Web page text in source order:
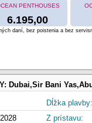
PENTHOUSES
6.195,00
daní, bez poistenia a bez
Dubai,Sir Bani
Dĺžka plavby:
Z prístavu: